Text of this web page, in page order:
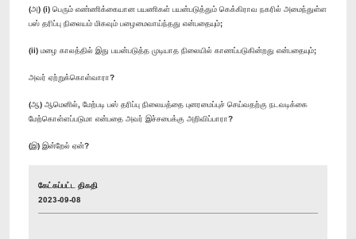
(அ) (i) பெரும் எண்ணிக்கையான பயணிகள் பயன்படுத்தும் கெக்கிராவ நகரில் அமைந்துள்ள
பஸ் தரிப்பு நிலையம் மிகவும் பழைமைவாய்ந்தது என்பதையும்;
(ii) மழை காலத்தில் இது பயன்படுத்த முடியாத நிலையில் காணப்படுகின்றது என்பதையும்;
அவர் ஏற்றுக்கொள்வாரா?
(ஆ) ஆமெனில், மேற்படி பஸ் தரிப்பு நிலையத்தை புனரமைப்புச் செய்வதற்கு நடவடிக்கை
மேற்கொள்ளப்படுமா என்பதை அவர் இச்சபைக்கு அறிவிப்பாரா?
(இ) இன்றேல் ஏன்?
கேட்கப்பட்ட திகதி
2023-09-08